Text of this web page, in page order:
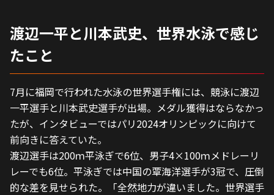
渡辺一平と川本武史、世界水泳で感じ
たこと
7月に福岡で行われた水泳の世界選手権には、競泳に渡辺
一平選手と川本武史選手が出場。メダル獲得はならなかっ
たが、インタビューではパリ2024オリンピックに向けて
前向きに答えていた。
渡辺選手は200ｍ平泳ぎで6位、男子4×100ｍメドレーリ
レーでも6位。平泳ぎでは中国の覃海洋選手が3冠で、圧倒
的な差を見せられた。「全然地力が違いました。世界選手